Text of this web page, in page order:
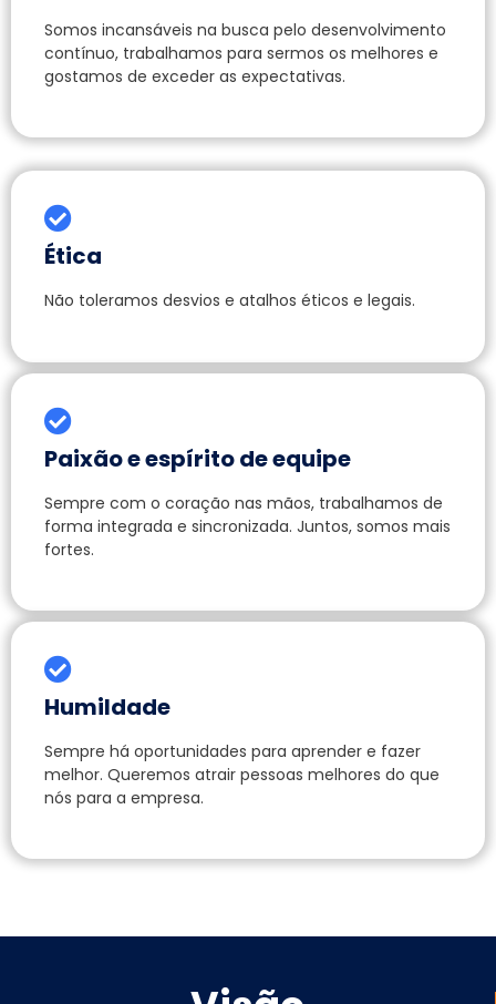
Somos incansáveis na busca pelo desenvolvimento
contínuo, trabalhamos para sermos os melhores e
gostamos de exceder as expectativas.
Ética
Não toleramos desvios e atalhos éticos e legais.
Paixão e espírito de equipe
Sempre com o coração nas mãos, trabalhamos de
forma integrada e sincronizada. Juntos, somos mais
fortes.
Humildade
Sempre há oportunidades para aprender e fazer
melhor. Queremos atrair pessoas melhores do que
nós para a empresa.